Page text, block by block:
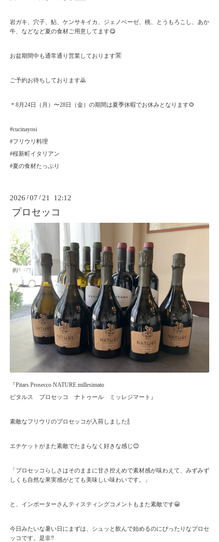
岩ガキ、穴子、鮎、ケンサキイカ、ジェノベーゼ、桃、とうもろこし、あか
牛、などなど夏の食材ご用意してます😋
お盆期間中も通常通り営業しております🈺
ご予約お待ちしております🙇
＊8月24日（月）〜28日（金）の期間は夏季休暇でお休みとなります🌻
#cucinayosi
#フリウリ料理
#桜新町イタリアン
#夏の食材たっぷり
2026 /07 / 21 12:12
プロセッコ
『Pitars Prosecco NATURE millesimato
ピタルス プロセッコ ナトゥール ミッレジマート』
素敵なフリウリのプロセッコが入荷しました🍾
エチケットがまた素敵でたまらなく好きな感じ😊
「プロセッコらしさはそのままに甘さ控えめで素材感が味わえて、みずみず
しくも自然な果実感がとても美味しい味わいです。」
と、インポーターさんティスティングコメントもまた素敵です😀
今日みたいな暑い日にまずは、シュッと飲んで始めるのにぴったりなプロセ
ッコです。是非‼️